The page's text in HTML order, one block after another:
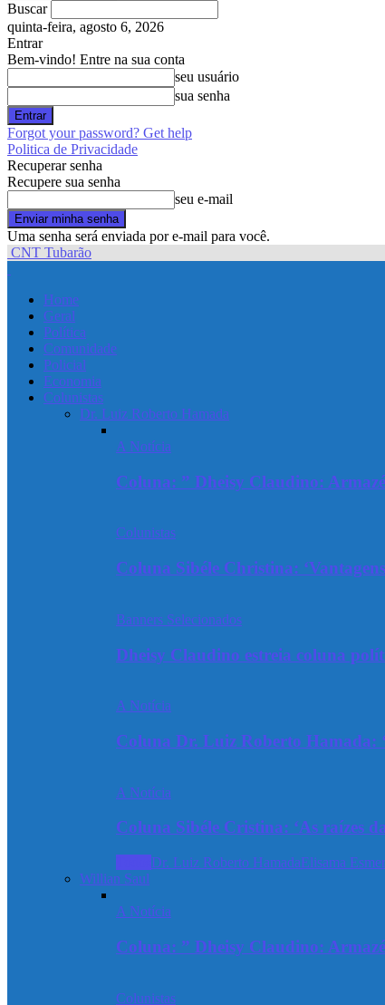
Buscar
quinta-feira, agosto 6, 2026
Entrar
Bem-vindo! Entre na sua conta
seu usuário
sua senha
Forgot your password? Get help
Politica de Privacidade
Recuperar senha
Recupere sua senha
seu e-mail
Uma senha será enviada por e-mail para você.
CNT Tubarão
Home
Geral
Política
Comunidade
Policial
Economia
Colunistas
Dr. Luiz Roberto Hamada
A Notícia
Coluna: ” Dheisy Claudino:
Colunistas
Coluna Sibéle Christina:
Banners Selecionados
Dheisy Claudino estreia coluna
A Notícia
Coluna Dr. Luiz Roberto Hamada:
A Notícia
Coluna Sibéle Cristina: ‘As raízes
Dr. Luiz Roberto HamadaElisama
Willian Saul
A Notícia
Coluna: ” Dheisy Claudino:
Colunistas